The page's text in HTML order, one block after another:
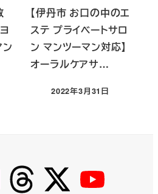
ン
【伊丹市 お口の中のエ
ステ プライベートサロ
ン マンツーマン対応】
オーラルケアサ…
投稿日
2022年3月31日
】
LINE】 【threads】 【Twitter】